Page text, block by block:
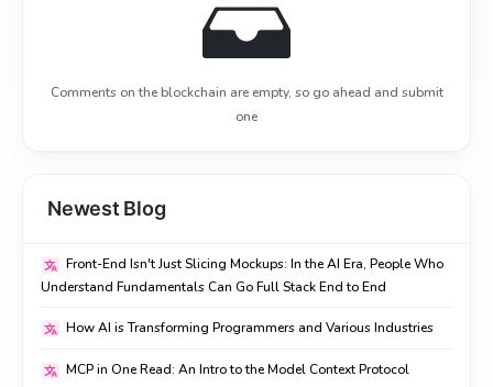
Comments on the blockchain are empty, so go ahead and submit
one
Newest Blog
Front-End Isn't Just Slicing Mockups: In the AI Era, People Who
Understand Fundamentals Can Go Full Stack End to End
How AI is Transforming Programmers and Various Industries
MCP in One Read: An Intro to the Model Context Protocol